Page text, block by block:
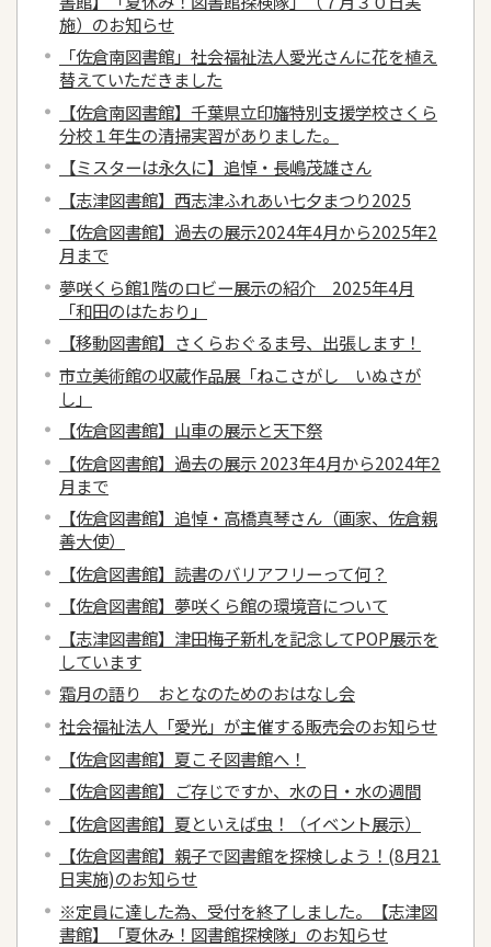
施）のお知らせ
「佐倉南図書館」社会福祉法人愛光さんに花を植え
替えていただきました
【佐倉南図書館】千葉県立印旛特別支援学校さくら
分校１年生の清掃実習がありました。
【ミスターは永久に】追悼・長嶋茂雄さん
【志津図書館】西志津ふれあい七夕まつり2025
【佐倉図書館】過去の展示2024年4月から2025年2
月まで
夢咲くら館1階のロビー展示の紹介 2025年4月
「和田のはたおり」
【移動図書館】さくらおぐるま号、出張します！
市立美術館の収蔵作品展「ねこさがし いぬさが
し」
【佐倉図書館】山車の展示と天下祭
【佐倉図書館】過去の展示 2023年4月から2024年2
月まで
【佐倉図書館】追悼・高橋真琴さん（画家、佐倉親
善大使）
【佐倉図書館】読書のバリアフリーって何？
【佐倉図書館】夢咲くら館の環境音について
【志津図書館】津田梅子新札を記念してPOP展示を
しています
霜月の語り おとなのためのおはなし会
社会福祉法人「愛光」が主催する販売会のお知らせ
【佐倉図書館】夏こそ図書館へ！
【佐倉図書館】ご存じですか、水の日・水の週間
【佐倉図書館】夏といえば虫！（イベント展示）
【佐倉図書館】親子で図書館を探検しよう！(8月21
日実施)のお知らせ
※定員に達した為、受付を終了しました。【志津図
書館】「夏休み！図書館探検隊」のお知らせ